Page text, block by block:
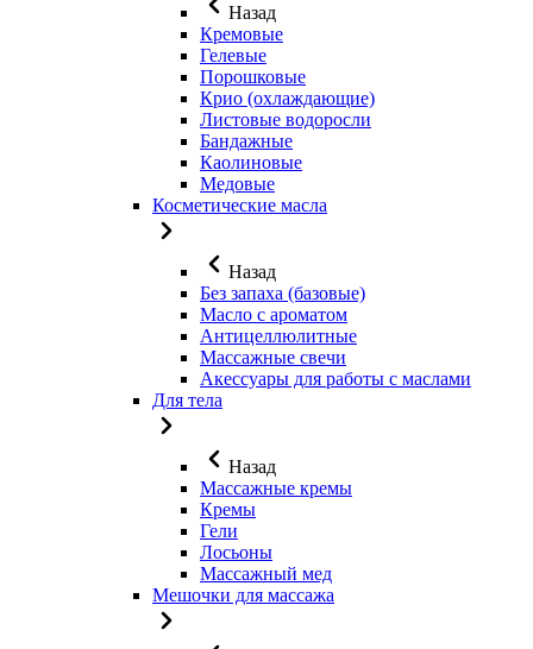
Назад
Кремовые
Гелевые
Порошковые
Крио (охлаждающие)
Листовые водоросли
Бандажные
Каолиновые
Медовые
Косметические масла
Назад
Без запаха (базовые)
Масло с ароматом
Антицеллюлитные
Массажные свечи
Акессуары для работы с маслами
Для тела
Назад
Массажные кремы
Кремы
Гели
Лосьоны
Массажный мед
Мешочки для массажа